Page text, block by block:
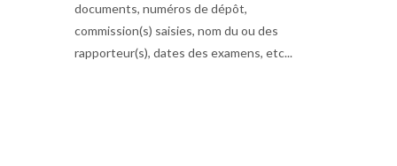
documents, numéros de dépôt,
commission(s) saisies, nom du ou des
rapporteur(s), dates des examens, etc...